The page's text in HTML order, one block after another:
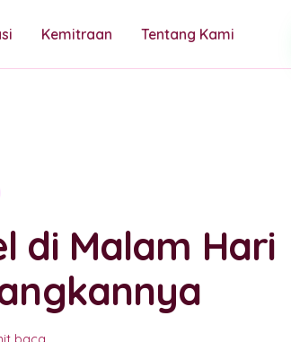
Kemitraan Tentang Kami
di Malam Hari